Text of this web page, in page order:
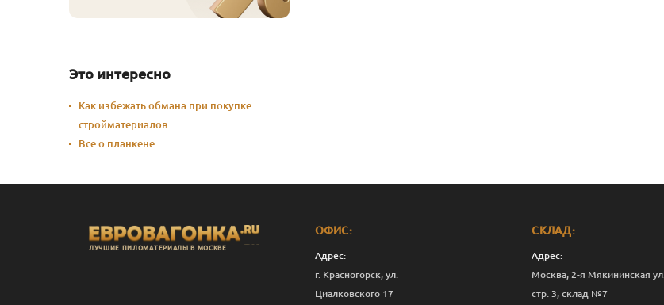
Это интересно
Как избежать обмана при покупке
стройматериалов
Все о планкене
ЛУЧШИЕ ПИЛОМАТЕРИАЛЫ В МОСКВЕ
ОФИС:
Адрес:
г. Красногорск, ул.
Циалковского 17
СКЛАД:
Адрес:
Москва, 2-я Мякининская ул.
стр. 3, склад №7